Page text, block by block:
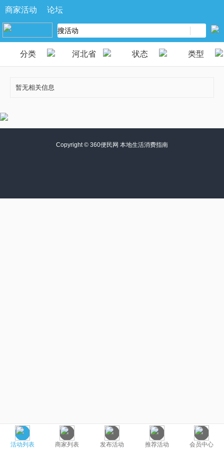
商家活动 论坛
分类 河北省 状态 类型
暂无相关信息
活动列表 商家列表 发布活动 推荐活动 会员中心
Copyright © 360便民网 本地生活消费指南